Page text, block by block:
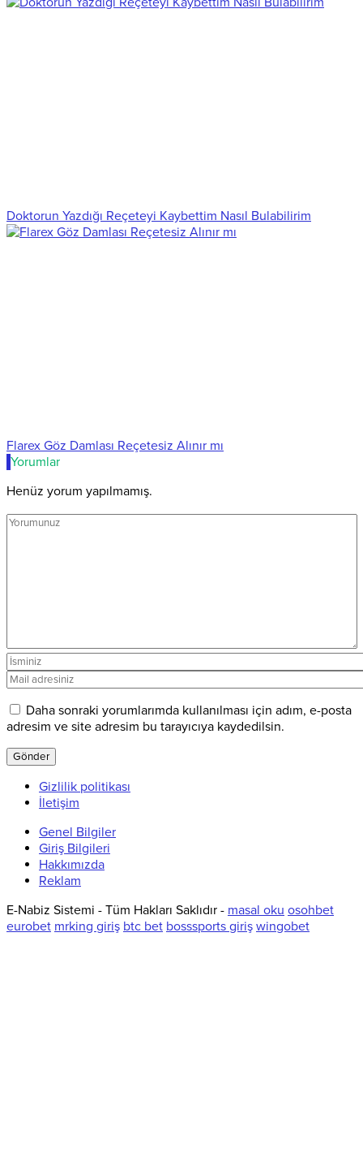
Doktorun Yazdığı Reçeteyi Kaybettim Nasıl Bulabilirim
Flarex Göz Damlası Reçetesiz Alınır mı
Yorumlar
Henüz yorum yapılmamış.
Daha sonraki yorumlarımda kullanılması için adım, e-posta
adresim ve site adresim bu tarayıcıya kaydedilsin.
Gizlilik politikası
İletişim
Genel Bilgiler
Giriş Bilgileri
Hakkımızda
Reklam
E-Nabiz Sistemi - Tüm Hakları Saklıdır - masal oku osohbet
eurobet mrking giriş btc bet bosssports giriş wingobet